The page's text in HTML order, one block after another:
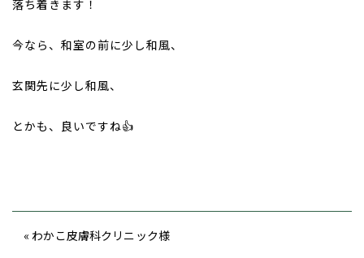
落ち着きます！
今なら、和室の前に少し和風、
玄関先に少し和風、
とかも、良いですね👍
« わかこ皮膚科クリニック様